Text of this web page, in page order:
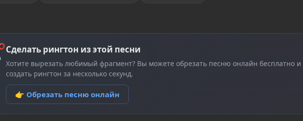
Сделать рингтон из этой песни
Хотите вырезать любимый фрагмент? Вы можете обрезать песню онлайн бесплатно и
создать рингтон за несколько секунд.
👉 Обрезать песню онлайн